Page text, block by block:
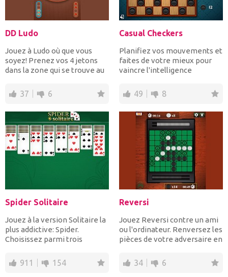
DD Ludo
Jouez à Ludo où que vous
soyez! Prenez vos 4 jetons
dans la zone qui se trouve au
37 6
Casual Checkers
Planifiez vos mouvements et
faites de votre mieux pour
vaincre l'intelligence
49 8
Spider Solitaire
Jouez à la version Solitaire la
plus addictive: Spider.
Choisissez parmi trois
911 154
Reversi
Jouez Reversi contre un ami
ou l'ordinateur. Renversez les
pièces de votre adversaire en
34 6